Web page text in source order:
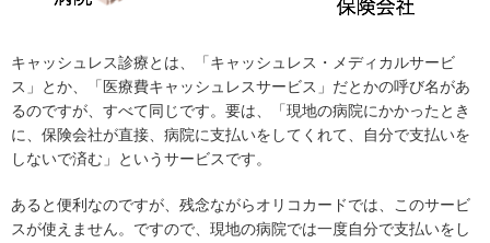
キャッシュレス診療とは、「キャッシュレス・メディカルサービ
ス」とか、「医療費キャッシュレスサービス」だとかの呼び名があ
るのですが、すべて同じです。要は、「現地の病院にかかったとき
に、保険会社が直接、病院に支払いをしてくれて、自分で支払いを
しないで済む」というサービスです。
あると便利なのですが、残念ながらオリコカードでは、このサービ
スが使えません。ですので、現地の病院では一度自分で支払いをし